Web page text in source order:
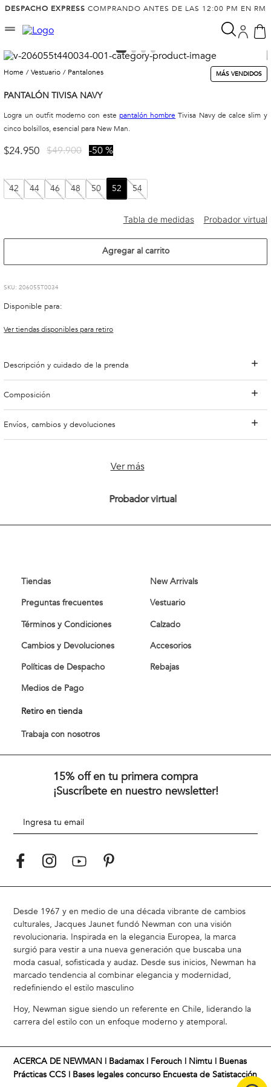
DESPACHO EXPRESS COMPRANDO ANTES DE LAS 12:00 PM EN RM
vestuario pantalones MÁS VENDIDOS
PANTALÓN TIVISA NAVY
Logra un outfit moderno con este pantalón hombre Tivisa Navy de calce slim y
cinco bolsillos, esencial para New Man.
$24.950 $49.900 50 %
42 44 46 48 50 52 54
Agregar al carrito
:206055T0034
Disponible para:
Ver tiendas disponibles para retiro
Descripción y cuidado de la prenda
Composición
Envíos, cambios y devoluciones
Ver más
Probador virtual
Tiendas
Preguntas frecuentes
Términos y Condiciones
Cambios y Devoluciones
Políticas de Despacho
Medios de Pago
Retiro en tienda
Trabaja con nosotros
New Arrivals
Vestuario
Calzado
Accesorios
Rebajas
15% off en tu primera compra
¡Suscríbete en nuestro newsletter!
Desde 1967 y en medio de una década vibrante de cambios
culturales, Jacques Jaunet fundó Newman con una visión
revolucionaria. Inspirada en la elegancia Europea, la marca
surgió para vestir a una nueva generación que buscaba una
moda casual, sofisticada y audaz. Desde sus inicios, Newman ha
marcado tendencia al combinar elegancia y modernidad,
redefiniendo el estilo masculino
Hoy, Newman sigue siendo un referente en Chile, liderando la
carrera del estilo con un enfoque moderno y atemporal.
ACERCA DE NEWMAN | Badamax| Ferouch | Nimtu | Buenas
Prácticas CCS | Bases legales concurso Encuesta de Satistacción